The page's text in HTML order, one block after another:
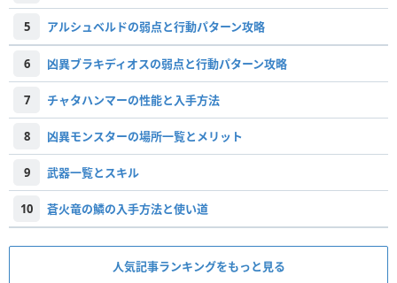
5 アルシュベルドの弱点と行動パターン攻略
6 凶異ブラキディオスの弱点と行動パターン攻略
7 チャタハンマーの性能と入手方法
8 凶異モンスターの場所一覧とメリット
9 武器一覧とスキル
10 蒼火竜の鱗の入手方法と使い道
人気記事ランキングをもっと見る